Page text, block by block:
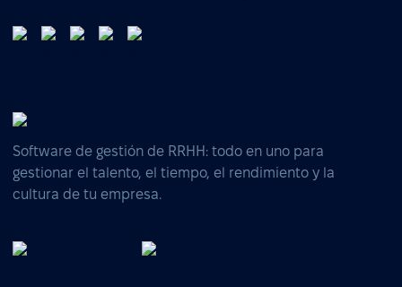
Software de gestión de RRHH: todo en uno para
gestionar el talento, el tiempo, el rendimiento y la
cultura de tu empresa.